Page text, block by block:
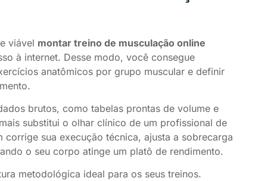
viável montar treino de musculação online
à internet. Desse modo, você consegue
anatômicos por grupo muscular e definir
brutos, como tabelas prontas de volume e
substitui o olhar clínico de um profissional de
sua execução técnica, ajusta a sobrecarga
o seu corpo atinge um platô de rendimento.
metodológica ideal para os seus treinos.